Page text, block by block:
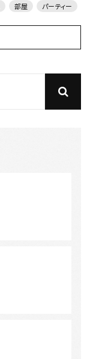
部屋 パーティー